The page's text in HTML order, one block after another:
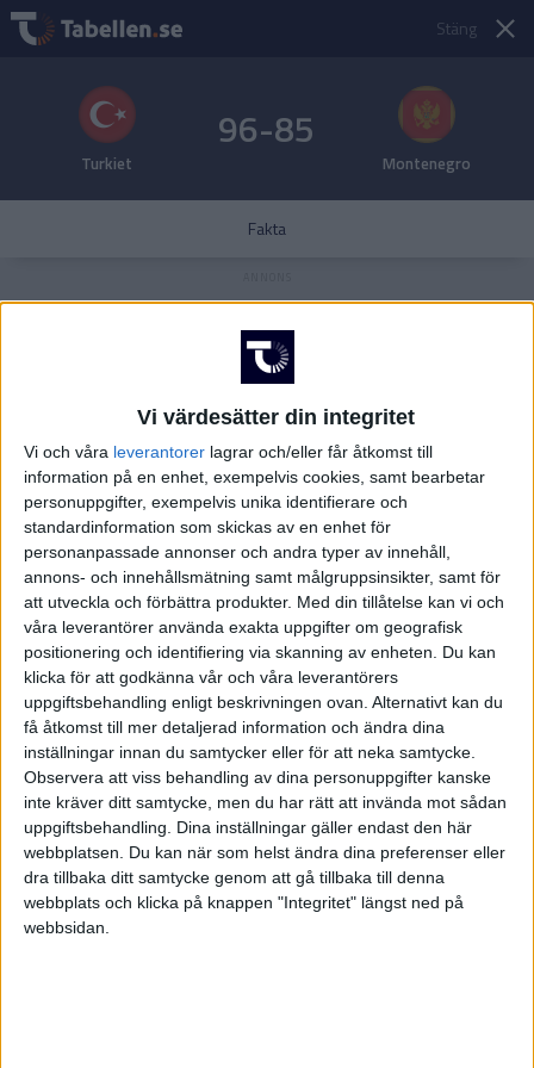
Vi värdesätter din integritet
Vi och våra leverantorer lagrar och/eller får åtkomst till
information på en enhet, exempelvis cookies, samt bearbetar
personuppgifter, exempelvis unika identifierare och
standardinformation som skickas av en enhet för
personanpassade annonser och andra typer av innehåll,
annons- och innehållsmätning samt målgruppsinsikter, samt för
att utveckla och förbättra produkter. Med din tillåtelse kan vi och
våra leverantörer använda exakta uppgifter om geografisk
positionering och identifiering via skanning av enheten. Du kan
klicka för att godkänna vår och våra leverantörers
uppgiftsbehandling enligt beskrivningen ovan. Alternativt kan du
få åtkomst till mer detaljerad information och ändra dina
inställningar innan du samtycker eller för att neka samtycke.
Observera att viss behandling av dina personuppgifter kanske
inte kräver ditt samtycke, men du har rätt att invända mot sådan
uppgiftsbehandling. Dina inställningar gäller endast den här
webbplatsen. Du kan när som helst ändra dina preferenser eller
dra tillbaka ditt samtycke genom att gå tillbaka till denna
webbplats och klicka på knappen "Integritet" längst ned på
webbsidan.
Stäng
Turkiet
96-85
Montenegro
Fakta
FAKTA